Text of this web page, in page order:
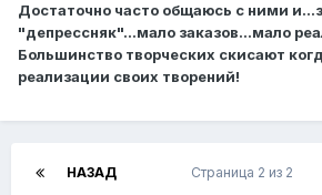
Достаточно часто общаюсь с ними
"депрессняк"...мало заказов...мало
Большинство творческих скисают
реализации своих творений!
НАЗАД Страница 2 из 2